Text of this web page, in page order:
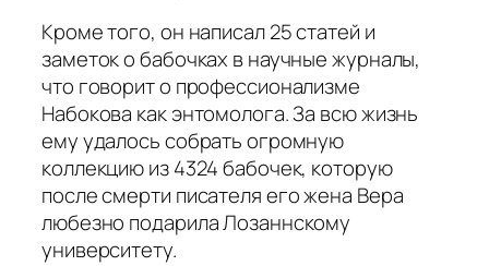
Кроме того, он написал 25 статей и
заметок о бабочках в научные журналы,
что говорит о профессионализме
Набокова как энтомолога. За всю жизнь
ему удалось собрать огромную
коллекцию из 4324 бабочек, которую
после смерти писателя его жена Вера
любезно подарила Лозаннскому
университету.